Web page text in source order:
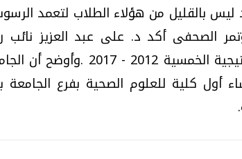
بالقليل من هؤلاء الطلاب لتعمد
الصحفى أكد د. على عبد العزيز نائب
الجامعة بخطتها الاستراتيجية
أول كلية للعلوم الصحية بفرع الجامعة